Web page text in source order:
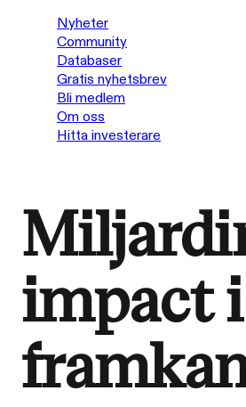
Nyheter
Community
Databaser
Gratis nyhetsbrev
Bli medlem
Om oss
Hitta investerare
impact